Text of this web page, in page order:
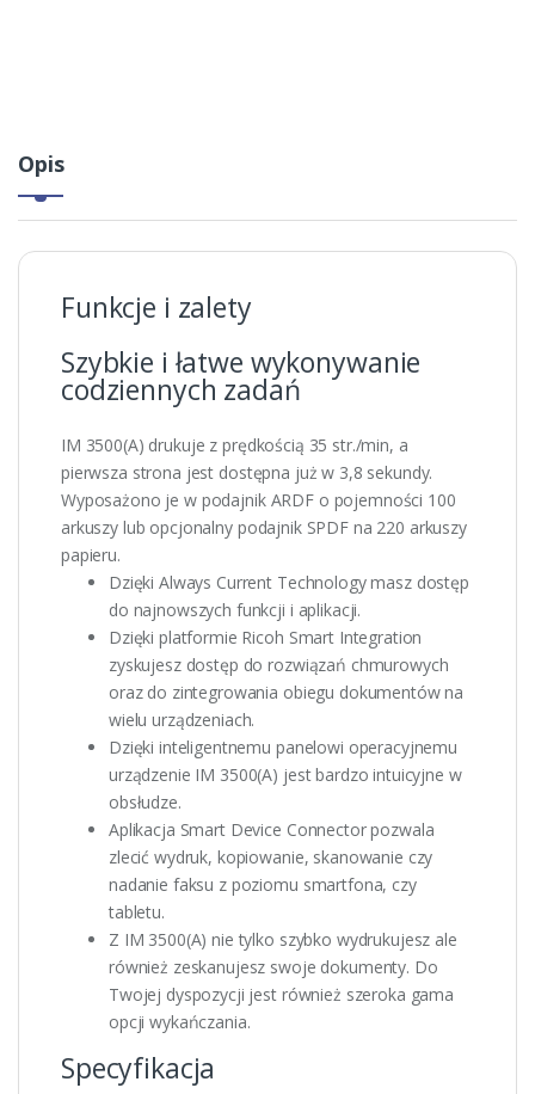
Opis
Funkcje i zalety
Szybkie i łatwe wykonywanie
codziennych zadań
IM 3500(A) drukuje z prędkością 35 str./min, a
pierwsza strona jest dostępna już w 3,8 sekundy.
Wyposażono je w podajnik ARDF o pojemności 100
arkuszy lub opcjonalny podajnik SPDF na 220 arkuszy
papieru.
Dzięki Always Current Technology masz dostęp
do najnowszych funkcji i aplikacji.
Dzięki platformie Ricoh Smart Integration
zyskujesz dostęp do rozwiązań chmurowych
oraz do zintegrowania obiegu dokumentów na
wielu urządzeniach.
Dzięki inteligentnemu panelowi operacyjnemu
urządzenie IM 3500(A) jest bardzo intuicyjne w
obsłudze.
Aplikacja Smart Device Connector pozwala
zlecić wydruk, kopiowanie, skanowanie czy
nadanie faksu z poziomu smartfona, czy
tabletu.
Z IM 3500(A) nie tylko szybko wydrukujesz ale
również zeskanujesz swoje dokumenty. Do
Twojej dyspozycji jest również szeroka gama
opcji wykańczania.
Specyfikacja